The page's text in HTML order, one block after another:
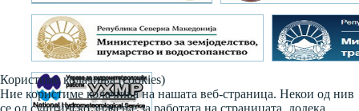
Користиме колачиња (cookies)
Ние користиме колачиња на нашата веб-страница. Некои од нив
се од суштинско значење за работата на страницата, додека